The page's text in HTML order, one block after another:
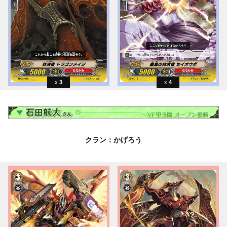
3 4
クラン：かげろう